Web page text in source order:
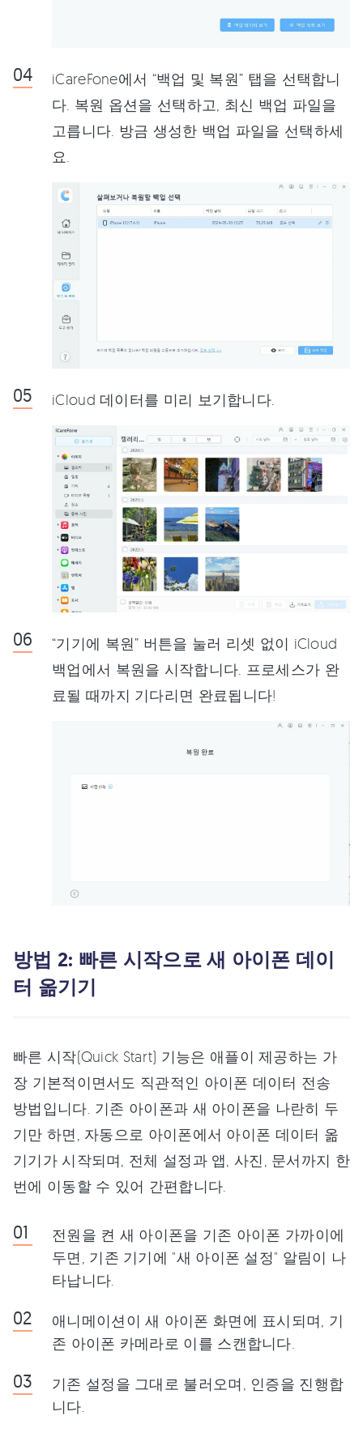
iCareFone에서 “백업 및 복원” 탭을 선택합니
다. 복원 옵션을 선택하고, 최신 백업 파일을
고릅니다. 방금 생성한 백업 파일을 선택하세
요.
iCloud 데이터를 미리 보기합니다.
“기기에 복원” 버튼을 눌러 리셋 없이 iCloud
백업에서 복원을 시작합니다. 프로세스가 완
료될 때까지 기다리면 완료됩니다!
방법 2: 빠른 시작으로 새 아이폰 데이
터 옮기기
빠른 시작(Quick Start) 기능은 애플이 제공하는 가
장 기본적이면서도 직관적인 아이폰 데이터 전송
방법입니다. 기존 아이폰과 새 아이폰을 나란히 두
기만 하면, 자동으로 아이폰에서 아이폰 데이터 옮
기기가 시작되며, 전체 설정과 앱, 사진, 문서까지 한
번에 이동할 수 있어 간편합니다.
전원을 켠 새 아이폰을 기존 아이폰 가까이에
두면, 기존 기기에 "새 아이폰 설정" 알림이 나
타납니다.
애니메이션이 새 아이폰 화면에 표시되며, 기
존 아이폰 카메라로 이를 스캔합니다.
기존 설정을 그대로 불러오며, 인증을 진행합
니다.